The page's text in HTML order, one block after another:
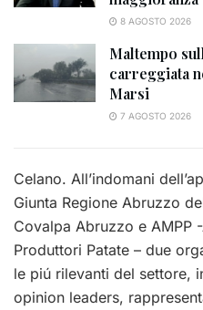
8 AGOSTO 2026
Maltempo
carreggiata
Marsi
7 AGOSTO 2026
Celano. All’indomani
Giunta Regione Abruzzo
Covalpa Abruzzo e AMPP
Produttori Patate – due
le piú rilevanti del settore,
opinion leaders,